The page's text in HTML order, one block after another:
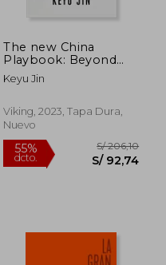
The new China
Playbook: Beyond
Socialism and
Capitalism (en Inglés)
Keyu Jin
Viking, 2023, Tapa Dura,
Nuevo